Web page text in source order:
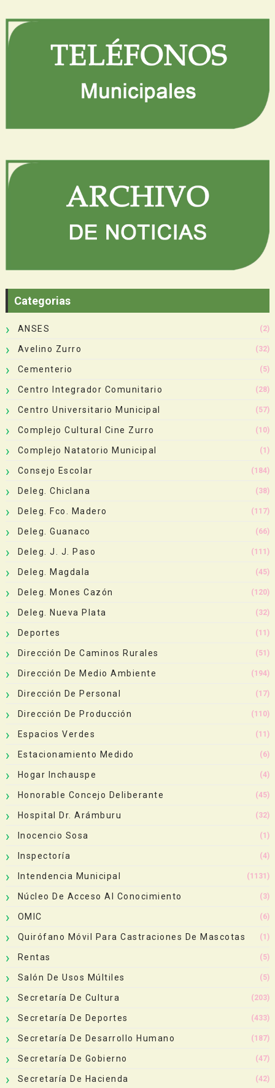
Categorias
ANSES (2)
Avelino Zurro (32)
Cementerio (5)
Centro Integrador Comunitario (28)
Centro Universitario Municipal (57)
Complejo Cultural Cine Zurro (10)
Complejo Natatorio Municipal (1)
Consejo Escolar (184)
Deleg. Chiclana (38)
Deleg. Fco. Madero (117)
Deleg. Guanaco (66)
Deleg. J. J. Paso (111)
Deleg. Magdala (45)
Deleg. Mones Cazón (120)
Deleg. Nueva Plata (32)
Deportes (11)
Dirección De Caminos Rurales (51)
Dirección De Medio Ambiente (194)
Dirección De Personal (17)
Dirección De Producción (110)
Espacios Verdes (11)
Estacionamiento Medido (6)
Hogar Inchauspe (4)
Honorable Concejo Deliberante (45)
Hospital Dr. Arámburu (32)
Inocencio Sosa (1)
Inspectoría (4)
Intendencia Municipal (1131)
Núcleo De Acceso Al Conocimiento (3)
OMIC (6)
Quirófano Móvil Para Castraciones De Mascotas (1)
Rentas (5)
Salón De Usos Múltiles (5)
Secretaría De Cultura (203)
Secretaría De Deportes (433)
Secretaría De Desarrollo Humano (187)
Secretaría De Gobierno (47)
Secretaría De Hacienda (42)